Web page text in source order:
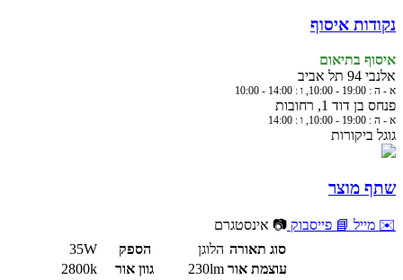
נקודות איסוף
איסוף בתיאום
אלנבי 94 תל אביב
א - ה : 19:00 - 10:00, ו : 14:00 - 10:00
פנחס בן דוד 1, רחובות
א - ה : 19:00 - 10:00, ו : 14:00
גוגל ביקורות
שתף מוצר
✉️ מייל 📘 פייסבוק 📷 אינסטגרם
סוג תאורה הלוגן הספק
35W
עוצמת אור 230lm גוון אור
2800k